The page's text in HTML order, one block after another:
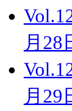
月28
月29